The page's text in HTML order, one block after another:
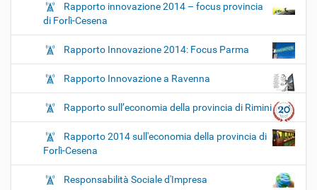
Rapporto innovazione 2014 – focus provincia
di Forlì-Cesena
Rapporto Innovazione 2014: Focus Parma
Rapporto Innovazione a Ravenna
Rapporto sull’economia della provincia di Rimini
Rapporto 2014 sull'economia della provincia di
Forlì-Cesena
Responsabilità Sociale d'Impresa